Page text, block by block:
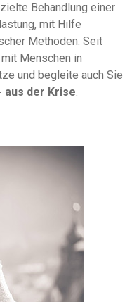
Behandlung einer
mit Hilfe
Methoden. Seit
Menschen in
und begleite auch Sie
aus der Krise.